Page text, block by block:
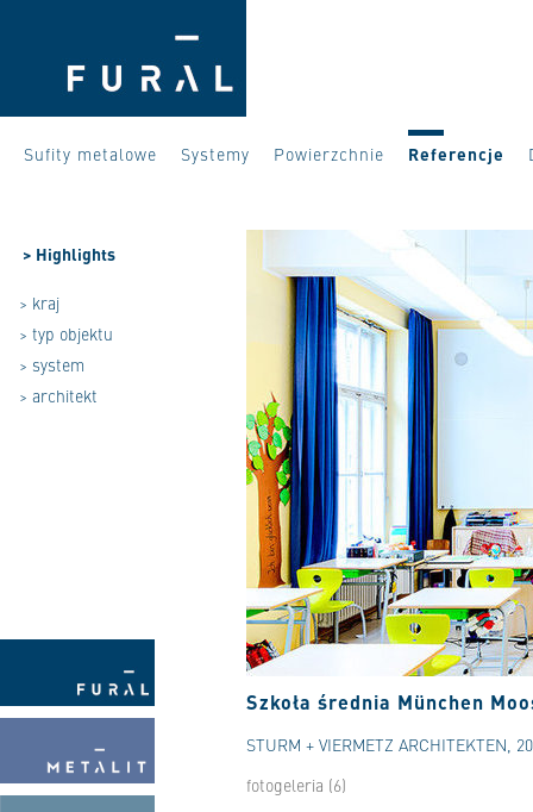
Sufity metalowe Systemy Powierzchnie Referencje
> Highlights
> kraj
> typ objektu
> system
> architekt
Szkoła średnia München
STURM + VIERMETZ ARCHITEKTEN,
fotogeleria (6)